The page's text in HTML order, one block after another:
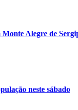
Alegre de
neste sábado